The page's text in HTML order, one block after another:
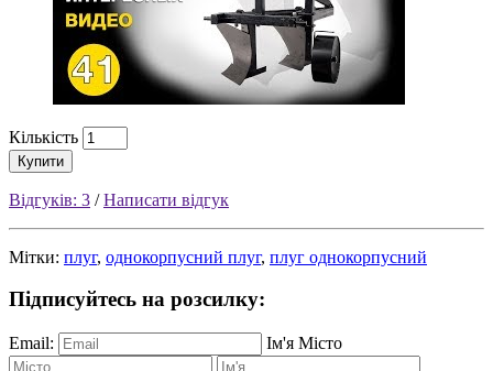
Кількість
Купити
Відгуків: 3 /Написати відгук
Мітки: плуг, однокорпусний плуг, плуг однокорпусний
Підписуйтесь на розсилку:
Email: Ім'я Місто